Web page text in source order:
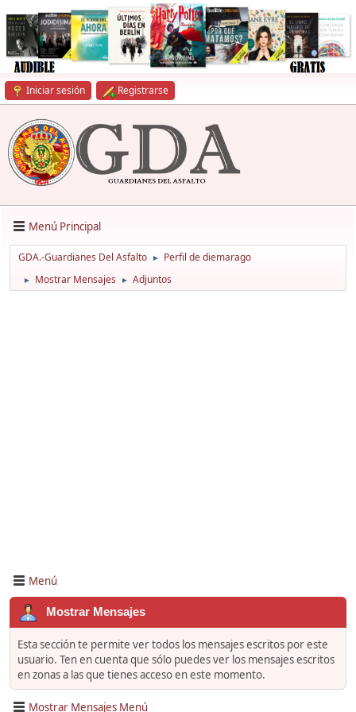
Iniciar sesión Registrarse
Menú Principal
GDA.-Guardianes Del Asfalto ► Perfil de diemarago
► Mostrar Mensajes ► Adjuntos
Menú
Mostrar Mensajes
Esta sección te permite ver todos los mensajes escritos por este
usuario. Ten en cuenta que sólo puedes ver los mensajes escritos
en zonas a las que tienes acceso en este momento.
Mostrar Mensajes Menú